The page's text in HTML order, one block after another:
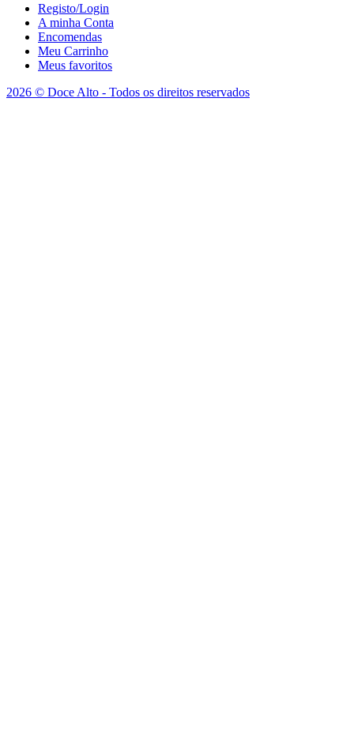
Registo/Login
A minha Conta
Encomendas
Meu Carrinho
Meus favoritos
2026 © Doce Alto - Todos os direitos reservados